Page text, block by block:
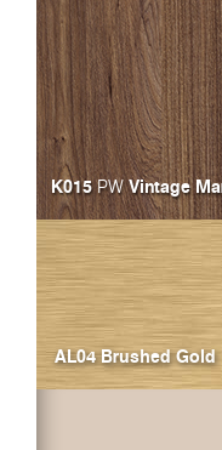
K015PWVintage
AL04 Brushed Gold